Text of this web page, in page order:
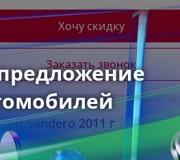
Хочу скидку
Заказать звонок
Sandero 2011 г
Тверь